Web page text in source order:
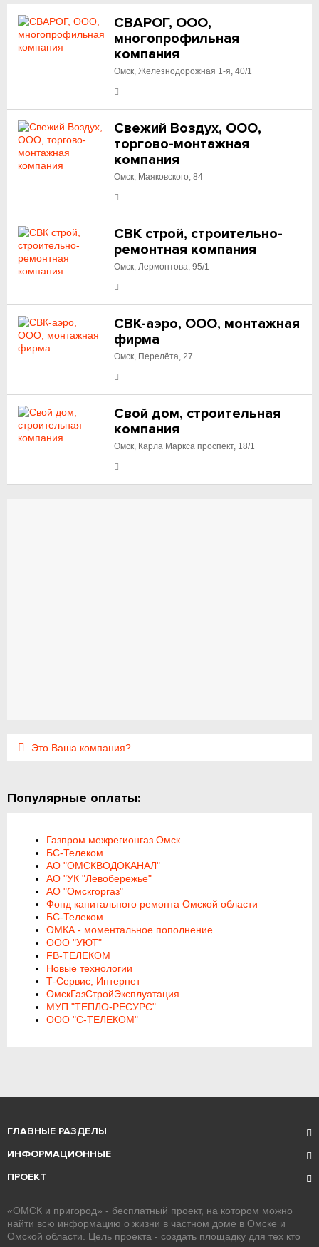
СВАРОГ, ООО,
многопрофильная
компания
Омск, Железнодорожная 1-я, 40/1
Свежий Воздух, ООО,
торгово-монтажная
компания
Омск, Маяковского, 84
СВК строй, строительно-
ремонтная компания
Омск, Лермонтова, 95/1
СВК-аэро, ООО, монтажная
фирма
Омск, Перелёта, 27
Свой дом, строительная
компания
Омск, Карла Маркса проспект, 18/1
Это Ваша компания?
Популярные оплаты:
Газпром межрегионгаз Омск
БС-Телеком
АО "ОМСКВОДОКАНАЛ"
АО "УК "Левобережье"
АО "Омскгоргаз"
Фонд капитального ремонта Омской области
БС-Телеком
ОМКА - моментальное пополнение
ООО "УЮТ"
FB-ТЕЛЕКОМ
Новые технологии
Т-Сервис, Интернет
ОмскГазСтройЭксплуатация
МУП "ТЕПЛО-РЕСУРС"
ООО "С-ТЕЛЕКОМ"
ГЛАВНЫЕ РАЗДЕЛЫ
ИНФОРМАЦИОННЫЕ
ПРОЕКТ
«ОМСК и пригород» - бесплатный проект, на котором можно
найти всю информацию о жизни в частном доме в Омске и
Омской области. Цель проекта - создать площадку для тех кто